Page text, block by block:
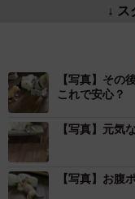
↓
【写真】その
これで安心？
【写真】元気
【写真】お腹